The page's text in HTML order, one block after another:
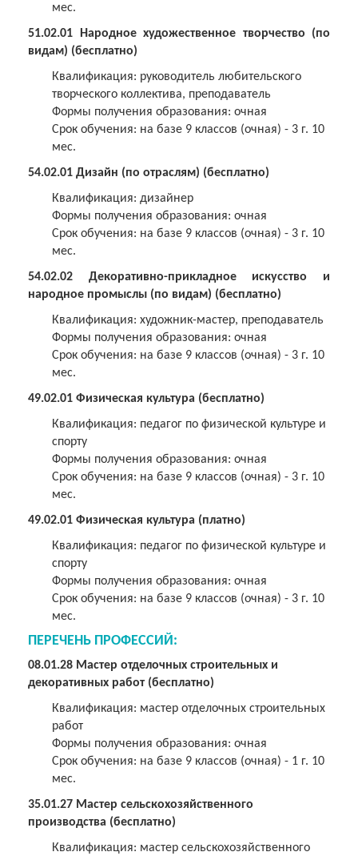
мес.
51.02.01 Народное художественное творчество (по
видам) (бесплатно)
Квалификация: руководитель любительского
творческого коллектива, преподаватель
Формы получения образования: очная
Срок обучения: на базе 9 классов (очная) - 3 г. 10
мес.
54.02.01 Дизайн (по отраслям) (бесплатно)
Квалификация: дизайнер
Формы получения образования: очная
Срок обучения: на базе 9 классов (очная) - 3 г. 10
мес.
54.02.02 Декоративно-прикладное искусство и
народное промыслы (по видам) (бесплатно)
Квалификация: художник-мастер, преподаватель
Формы получения образования: очная
Срок обучения: на базе 9 классов (очная) - 3 г. 10
мес.
49.02.01 Физическая культура (бесплатно)
Квалификация: педагог по физической культуре и
спорту
Формы получения образования: очная
Срок обучения: на базе 9 классов (очная) - 3 г. 10
мес.
49.02.01 Физическая культура (платно)
Квалификация: педагог по физической культуре и
спорту
Формы получения образования: очная
Срок обучения: на базе 9 классов (очная) - 3 г. 10
мес.
ПЕРЕЧЕНЬ ПРОФЕССИЙ:
08.01.28 Мастер отделочных строительных и
декоративных работ (бесплатно)
Квалификация: мастер отделочных строительных
работ
Формы получения образования: очная
Срок обучения: на базе 9 классов (очная) - 1 г. 10
мес.
35.01.27 Мастер сельскохозяйственного
производства (бесплатно)
Квалификация: мастер сельскохозяйственного